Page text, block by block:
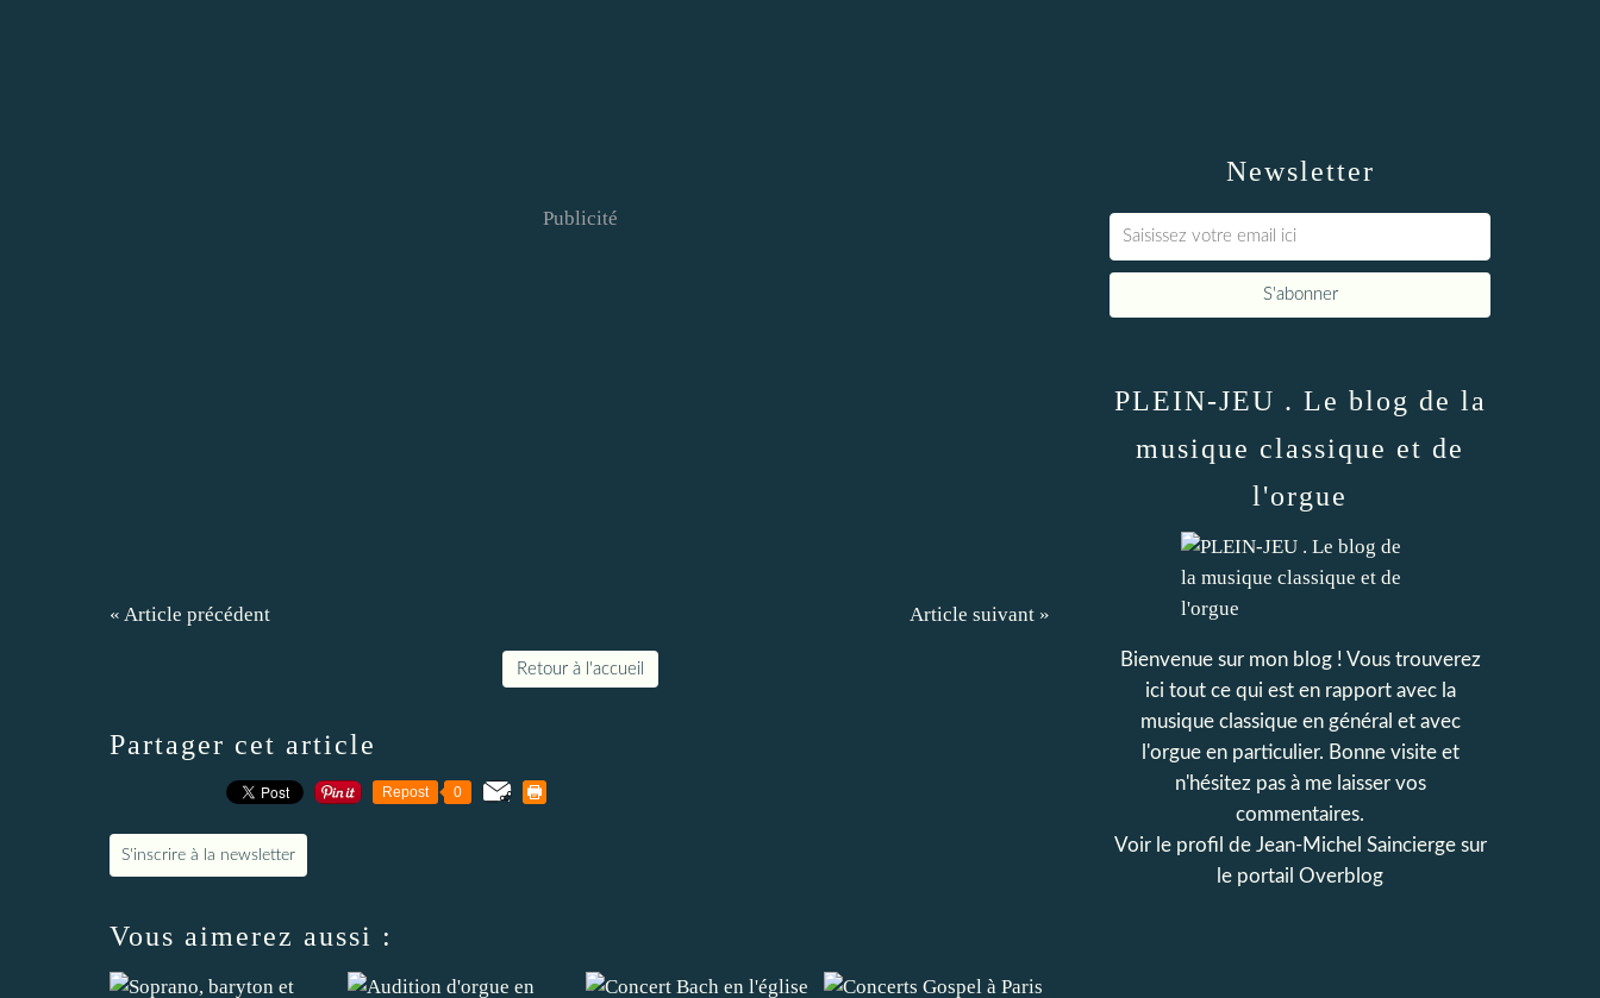
Publicité
« Article précédent Article suivant »
Retour à l'accueil
Partager cet article
Repost 0
S'inscrire à la newsletter
Vous aimerez aussi :
Newsletter
PLEIN-JEU . Le blog de la
musique classique et de
l'orgue
Bienvenue sur mon blog ! Vous trouverez
ici tout ce qui est en rapport avec la
musique classique en général et avec
l'orgue en particulier. Bonne visite et
n'hésitez pas à me laisser vos
commentaires.
Voir le profil de Jean-Michel Sainciergesur
le portail Overblog